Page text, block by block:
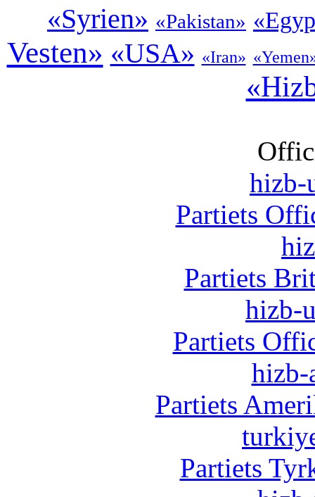
«Syrien» «Pakistan»
Vesten» «USA» «Iran»
hizb-
Partiets
Partiets
hizb-
Partiets
hizb-
Partiets
Partiets